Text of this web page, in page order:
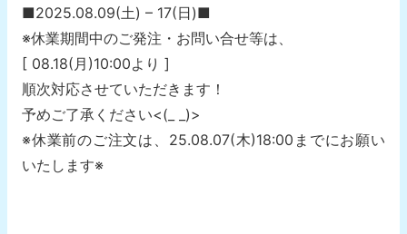
■2025.08.09(土) – 17(日)■
※休業期間中のご発注・お問い合せ等は、
[ 08.18(月)10:00より ]
順次対応させていただきます！
予めご了承ください<(_ _)>
※休業前のご注文は、25.08.07(木)18:00までにお願い
いたします※